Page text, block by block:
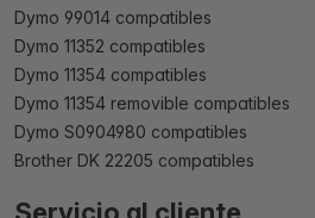
Dymo 99014 compatibles
Dymo 11352 compatibles
Dymo 11354 compatibles
Dymo 11354 removible compatibles
Dymo S0904980 compatibles
Brother DK 22205 compatibles